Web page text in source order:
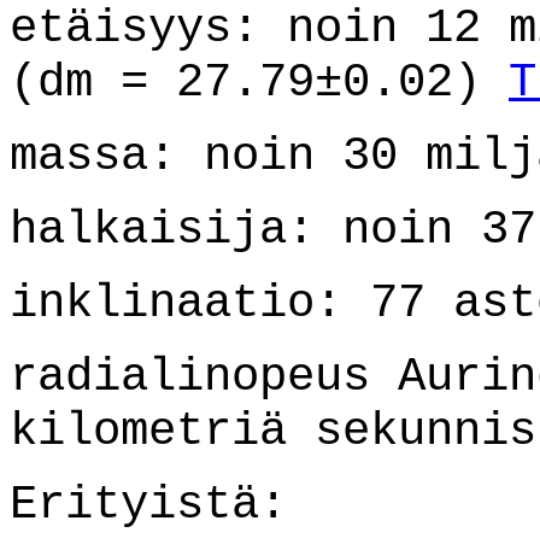
etäisyys: noin 12
(dm = 27.79±0.02)
massa: noin 30
halkaisija: noin
inklinaatio: 77
radialinopeus
kilometriä
Erityistä: